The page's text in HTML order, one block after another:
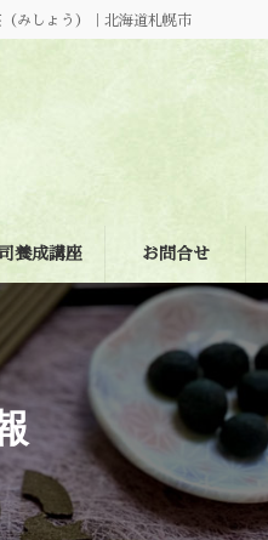
みしょう）｜北海道札幌市
養成講座 お問合せ